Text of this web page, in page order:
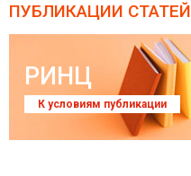
ПУБЛИКАЦИИ СТАТЕЙ
РИНЦ
К условиям публикации